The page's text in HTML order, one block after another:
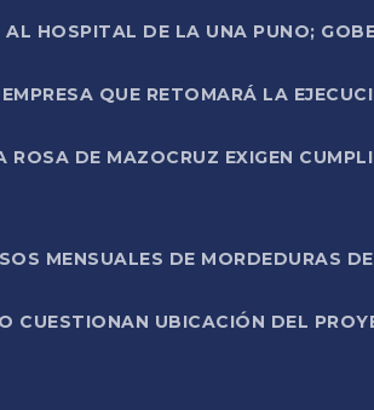
HOSPITAL DE LA UNA PUNO;
QUE RETOMARÁ LA
ROSA DE MAZOCRUZ EXIGEN
MENSUALES DE MORDEDURAS
CUESTIONAN UBICACIÓN DEL